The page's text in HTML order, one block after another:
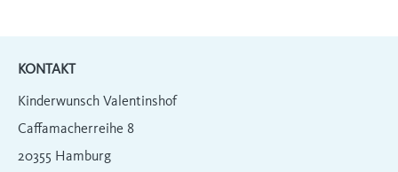
KONTAKT
Kinderwunsch Valentinshof
Caffamacherreihe 8
20355 Hamburg